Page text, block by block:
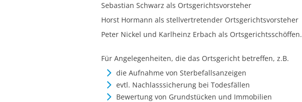
Sebastian Schwarz als Ortsgerichtsvorsteher
Horst Hormann als stellvertretender Ortsgerichtsvorsteher
Peter Nickel und Karlheinz Erbach als Ortsgerichtsschöffen.
Für Angelegenheiten, die das Ortsgericht betreffen, z.B.
die Aufnahme von Sterbefallsanzeigen
evtl. Nachlasssicherung bei Todesfällen
Bewertung von Grundstücken und Immobilien